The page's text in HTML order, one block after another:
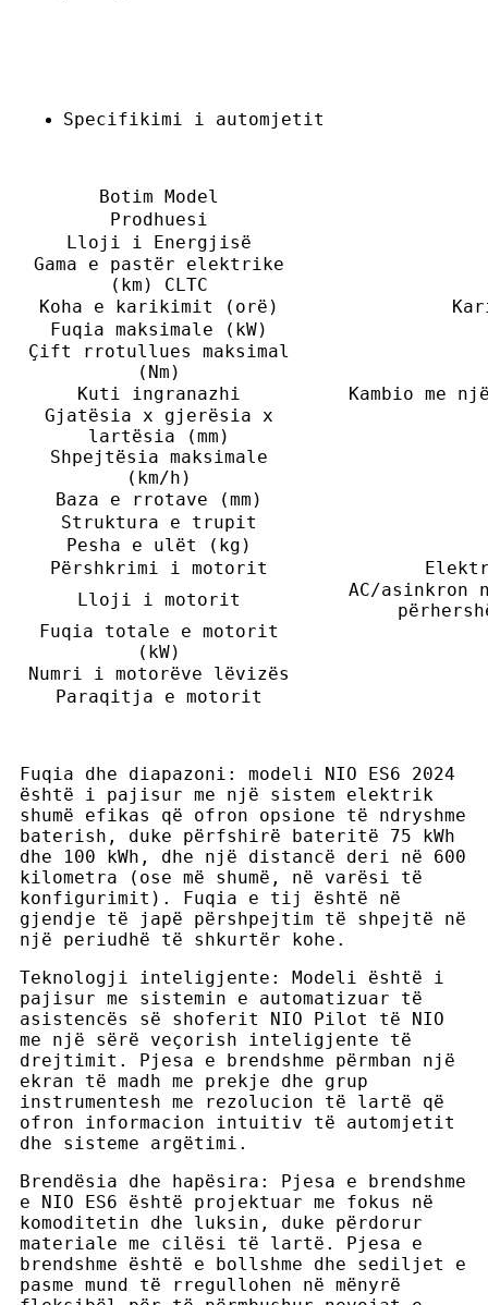
Specifikimi i automjetit
Botim Model
Prodhuesi
Lloji i Energjisë
Gama e pastër elektrike
(km) CLTC
Koha e karikimit (orë)
Fuqia maksimale (kW)
Çift rrotullues maksimal
(Nm)
Kuti ingranazhi
Kambio me
Gjatësia x gjerësia x
lartësia (mm)
Shpejtësia maksimale
(km/h)
Baza e rrotave (mm)
Struktura e trupit
Pesha e ulët (kg)
Përshkrimi i motorit
Lloji i motorit
AC/asinkron
Fuqia totale e motorit
(kW)
Numri i motorëve lëvizës
Paraqitja e motorit
Fuqia dhe diapazoni: modeli NIO ES6 2024
është i pajisur me një sistem elektrik
shumë efikas që ofron opsione të ndryshme
baterish, duke përfshirë bateritë 75 kWh
dhe 100 kWh, dhe një distancë deri në 600
kilometra (ose më shumë, në varësi të
konfigurimit). Fuqia e tij është në
gjendje të japë përshpejtim të shpejtë në
një periudhë të shkurtër kohe.
Teknologji inteligjente: Modeli është i
pajisur me sistemin e automatizuar të
asistencës së shoferit NIO Pilot të NIO
me një sërë veçorish inteligjente të
drejtimit. Pjesa e brendshme përmban një
ekran të madh me prekje dhe grup
instrumentesh me rezolucion të lartë që
ofron informacion intuitiv të automjetit
dhe sisteme argëtimi.
Brendësia dhe hapësira: Pjesa e brendshme
e NIO ES6 është projektuar me fokus në
komoditetin dhe luksin, duke përdorur
materiale me cilësi të lartë. Pjesa e
brendshme është e bollshme dhe sediljet e
pasme mund të rregullohen në mënyrë